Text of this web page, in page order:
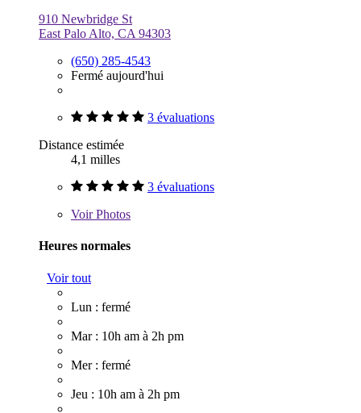
910 Newbridge St
East Palo Alto, CA 94303
(650) 285-4543
Fermé aujourd'hui
3 évaluations
Distance estimée
4,1 milles
3 évaluations
VoirPhotos
Heures normales
Voir tout
Lun : fermé
Mar : 10h am à 2h pm
Mer : fermé
Jeu : 10h am à 2h pm